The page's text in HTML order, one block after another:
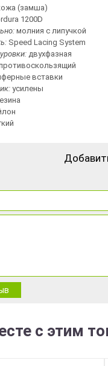
(замша)
1200D
молния с липучкой
Speed Lacing System
двухфазная
вставки
усилены
с этим